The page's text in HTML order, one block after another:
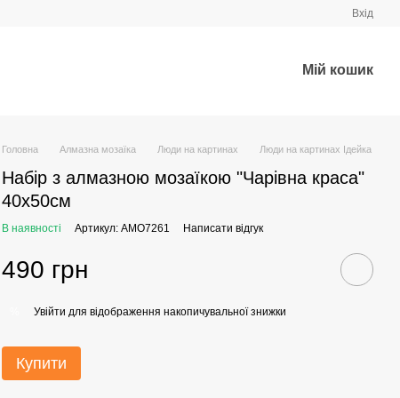
Вхід
Мій кошик
Головна Алмазна мозаїка Люди на картинах Люди на картинах Ідейка
Набір з алмазною мозаїкою "Чарівна краса"
40х50см
В наявності Артикул: AMO7261 Написати відгук
490 грн
Увійти для відображення накопичувальної знижки
Купити